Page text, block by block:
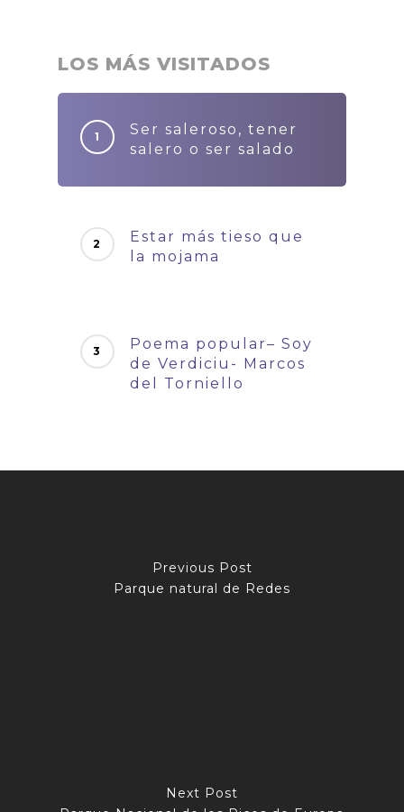
LOS MÁS VISITADOS
Ser saleroso, tener
salero o ser salado
Estar más tieso que
la mojama
Poema popular– Soy
de Verdiciu- Marcos
del Torniello
Previous Post
Parque natural de Redes
Next Post